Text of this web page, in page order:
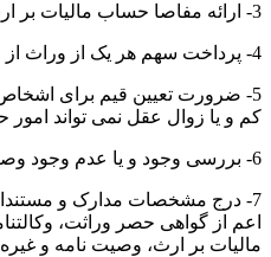
3- ارائه مفاصا حساب مالیات بر ارث
4- پرداخت سهم هر یک از وراث از مبلغ معامله به صورت جداگانه
5- ضرورت تعیین قیم برای
کم و یا زوال عقل نمی تواند امور
6- بررسی وجود و یا عدم وجود وصیت نامه از متوفی
7- درج مشخصات مدارک و
اعم از گواهی حصر وراثت،
مالیات بر ارث، وصیت نامه و